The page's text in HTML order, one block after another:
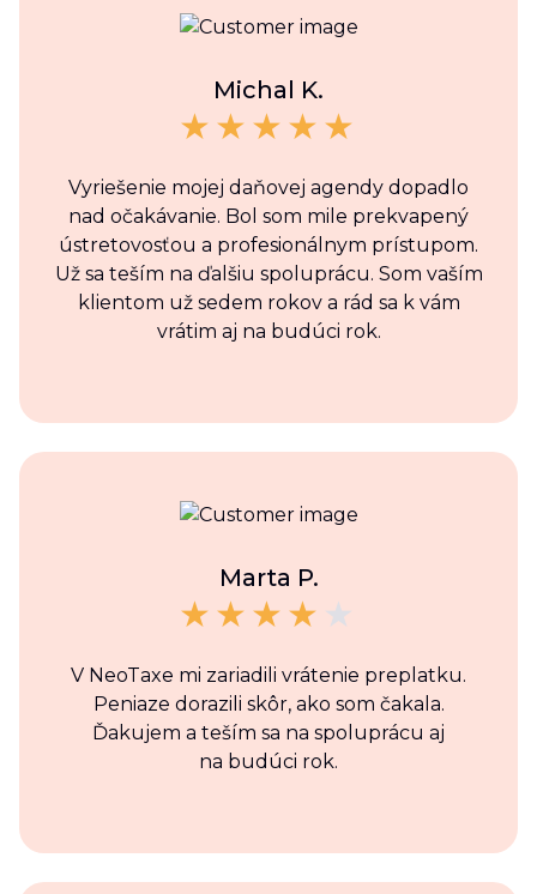
Michal K.
Vyriešenie mojej daňovej agendy dopadlo
nad očakávanie. Bol som mile prekvapený
ústretovosťou a profesionálnym prístupom.
Už sa teším na ďalšiu spoluprácu. Som vaším
klientom už sedem rokov a rád sa k vám
vrátim aj na budúci rok.
Marta P.
V NeoTaxe mi zariadili vrátenie preplatku.
Peniaze dorazili skôr, ako som čakala.
Ďakujem a teším sa na spoluprácu aj
na budúci rok.